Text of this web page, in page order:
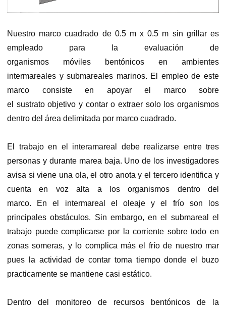
Nuestro marco cuadrado de 0.5 m x 0.5 m sin grillar es
empleado para la evaluación de
organismos móviles bentónicos en ambientes
intermareales y submareales marinos. El empleo de este
marco consiste en apoyar el marco sobre
el sustrato objetivo y contar o extraer solo los organismos
dentro del área delimitada por marco cuadrado.
El trabajo en el interamareal debe realizarse entre tres
personas y durante marea baja. Uno de los investigadores
avisa si viene una ola, el otro anota y el tercero identifica y
cuenta en voz alta a los organismos dentro del
marco. En el intermareal el oleaje y el frío son los
principales obstáculos. Sin embargo, en el submareal el
trabajo puede complicarse por la corriente sobre todo en
zonas someras, y lo complica más el frío de nuestro mar
pues la actividad de contar toma tiempo donde el buzo
practicamente se mantiene casi estático.
Dentro del monitoreo de recursos bentónicos de la